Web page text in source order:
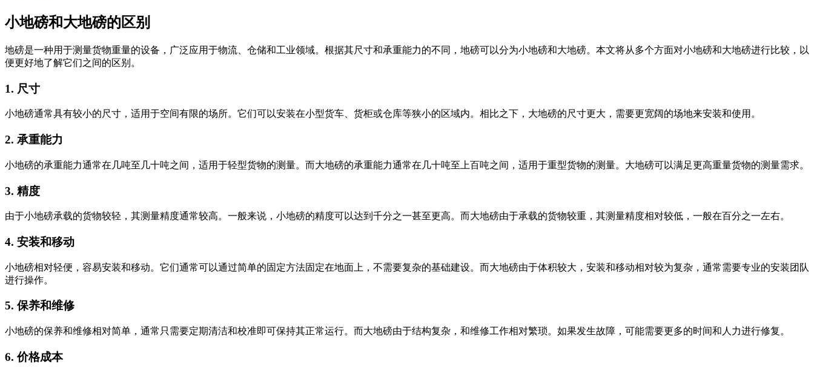
小地磅和大地磅的区别
地磅是一种用于测量货物重量的设备，广泛应用于物流、仓储和工业领域。根据其尺寸和承重能力的不同，地磅可以分为小地磅和大地磅。本文将从多个方面对小地磅和大地磅进行比较，以
便更好地了解它们之间的区别。
1. 尺寸
小地磅通常具有较小的尺寸，适用于空间有限的场所。它们可以安装在小型货车、货柜或仓库等狭小的区域内。相比之下，大地磅的尺寸更大，需要更宽阔的场地来安装和使用。
2. 承重能力
小地磅的承重能力通常在几吨至几十吨之间，适用于轻型货物的测量。而大地磅的承重能力通常在几十吨至上百吨之间，适用于重型货物的测量。大地磅可以满足更高重量货物的测量需求。
3. 精度
由于小地磅承载的货物较轻，其测量精度通常较高。一般来说，小地磅的精度可以达到千分之一甚至更高。而大地磅由于承载的货物较重，其测量精度相对较低，一般在百分之一左右。
4. 安装和移动
小地磅相对轻便，容易安装和移动。它们通常可以通过简单的固定方法固定在地面上，不需要复杂的基础建设。而大地磅由于体积较大，安装和移动相对较为复杂，通常需要专业的安装团队
进行操作。
5. 保养和维修
小地磅的保养和维修相对简单，通常只需要定期清洁和校准即可保持其正常运行。而大地磅由于结构复杂，和维修工作相对繁琐。如果发生故障，可能需要更多的时间和人力进行修复。
6. 价格成本